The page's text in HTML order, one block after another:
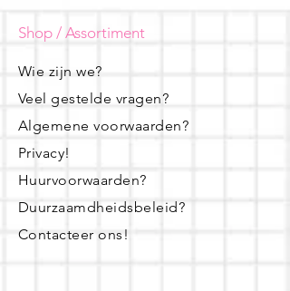
Shop / Assortiment
Wie zijn we?
Veel gestelde vragen?
Algemene voorwaarden?
Privacy!
Huurvoorwaarden?
Duurzaamdheidsbeleid?
Contacteer ons!